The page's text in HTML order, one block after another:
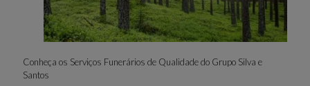
Conheça os Serviços Funerários de Qualidade do Grupo Silva e
Santos